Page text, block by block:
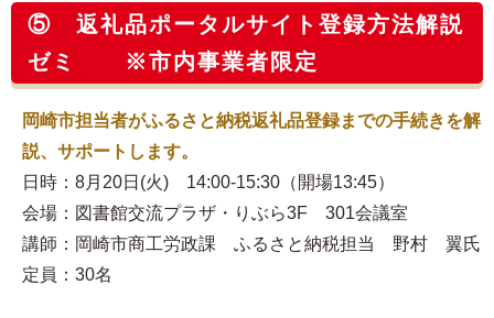
⑤ 返礼品ポータルサイト登録方法解説
ゼミ ※市内事業者限定
岡崎市担当者がふるさと納税返礼品登録までの手続きを解
説、サポートします。
日時：8月20日(火) 14:00-15:30（開場13:45）
会場：図書館交流プラザ・りぶら3F 301会議室
講師：岡崎市商工労政課 ふるさと納税担当 野村 翼氏
定員：30名